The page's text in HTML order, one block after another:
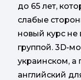
до 65 лет,
слабые
новый курс не
группой. 3D-
украинском, а
английский